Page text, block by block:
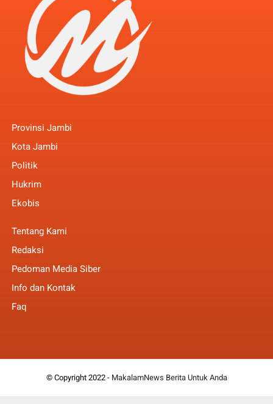
Provinsi Jambi
Kota Jambi
Politik
Hukrim
Ekobis
Tentang Kami
Redaksi
Pedoman Media Siber
Info dan Kontak
Faq
© Copyright 2022 - MakalamNews Berita Untuk Anda